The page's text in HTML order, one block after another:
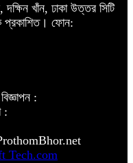
খাঁন, ঢাকা উত্তর সিটি
প্রকাশিত। ফোন:
:
:
Tech.com